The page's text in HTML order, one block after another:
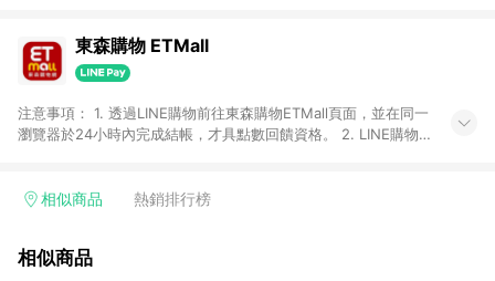
東森購物 ETMall
注意事項： 1. 透過LINE購物前往東森購物ETMall頁面，並在同一
瀏覽器於24小時內完成結帳，才具點數回饋資格。 2. LINE購物
單，皆不在點數回饋範圍內。 3. 如購買以下類別商品，將無法獲
球嚴選、商城、專案商品、「草莓網」全館商品。 4. 如取消訂
相似商品 熱銷排行榜
相似商品